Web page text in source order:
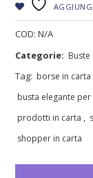
COD: N/A
Categorie: Buste
Tag: borse in carta
busta elegante per
prodotti in carta ,
shopper in carta